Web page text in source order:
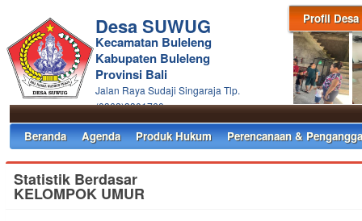
Profil Desa
Desa SUWUG
Kecamatan Buleleng
Kabupaten Buleleng
Provinsi Bali
Jalan Raya Sudaji Singaraja Tlp.
(0362)3301760
Beranda Agenda Produk Hukum Perencanaan &
Statistik Berdasar
KELOMPOK UMUR